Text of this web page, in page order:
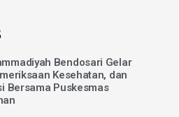
Bendosari Gelar
Kesehatan, dan
Bersama Puskesmas